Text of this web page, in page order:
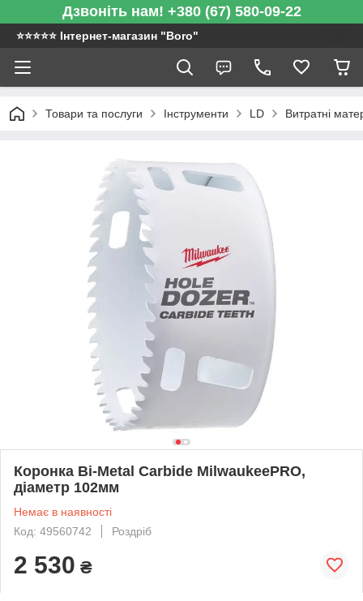
Дзвоніть нам! +380 (67) 580-09-22
⭐️⭐️⭐️⭐️⭐️ Інтернет-магазин "Boro"
Товари та послуги Інструменти LD Витратні
Коронка Bi-Metal Carbide MilwaukeePRO,
діаметр 102мм
Немає в наявності
Код: 49560742
Роздріб
2 530 ₴